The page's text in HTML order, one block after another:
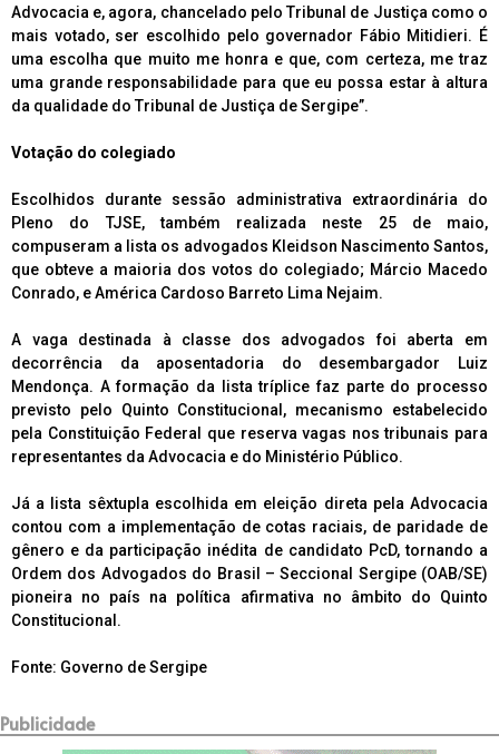
Advocacia e, agora, chancelado pelo Tribunal de Justiça como o
mais votado, ser escolhido pelo governador Fábio Mitidieri. É
uma escolha que muito me honra e que, com certeza, me traz
uma grande responsabilidade para que eu possa estar à altura
da qualidade do Tribunal de Justiça de Sergipe”.
Votação do colegiado
Escolhidos durante sessão administrativa extraordinária do
Pleno do TJSE, também realizada neste 25 de maio,
compuseram a lista os advogados Kleidson Nascimento Santos,
que obteve a maioria dos votos do colegiado; Márcio Macedo
Conrado, e América Cardoso Barreto Lima Nejaim.
A vaga destinada à classe dos advogados foi aberta em
decorrência da aposentadoria do desembargador Luiz
Mendonça. A formação da lista tríplice faz parte do processo
previsto pelo Quinto Constitucional, mecanismo estabelecido
pela Constituição Federal que reserva vagas nos tribunais para
representantes da Advocacia e do Ministério Público.
Já a lista sêxtupla escolhida em eleição direta pela Advocacia
contou com a implementação de cotas raciais, de paridade de
gênero e da participação inédita de candidato PcD, tornando a
Ordem dos Advogados do Brasil – Seccional Sergipe (OAB/SE)
pioneira no país na política afirmativa no âmbito do Quinto
Constitucional.
Fonte: Governo de Sergipe
Publicidade